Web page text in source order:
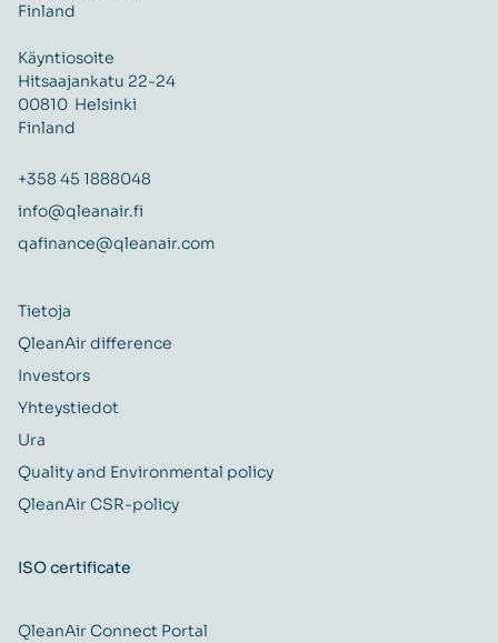
Finland
Käyntiosoite
Hitsaajankatu 22-24
00810 Helsinki
Finland
+358 45 1888048
info@qleanair.fi
qafinance@qleanair.com
Tietoja
QleanAir difference
Investors
Yhteystiedot
Ura
Quality and Environmental policy
QleanAir CSR-policy
ISO certificate
QleanAir Connect Portal